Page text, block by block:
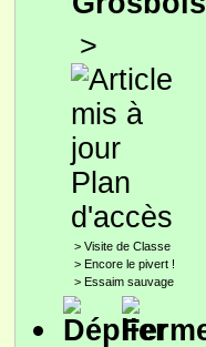
>
Plan
d'accès
> Visite de Classe
> Encore le pivert !
> Essaim sauvage